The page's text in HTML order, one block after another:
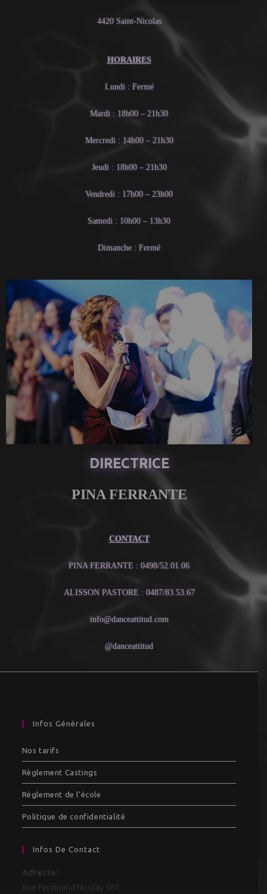
4420 Saint-Nicolas
HORAIRES
Lundi : Fermé
Mardi : 18h00 – 21h30
Mercredi : 14h00 – 21h30
Jeudi : 18h00 – 21h30
Vendredi : 17h00 – 23h00
Samedi : 10h00 – 13h30
Dimanche : Fermé
DIRECTRICE
PINA FERRANTE
CONTACT
PINA FERRANTE : 0498/52.01.06
ALISSON PASTORE : 0487/83.53.67
info@danceattitud.com
@danceattitud
Infos Générales
Nos tarifs
Règlement Castings
Règlement de l’école
Politique de confidentialité
Infos De Contact
Adresse:
Rue Ferdinand Nicolay 567